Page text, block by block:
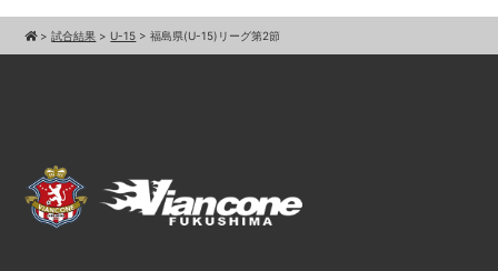
>試合結果 > U-15 >福島県(U-15)リーグ第2節